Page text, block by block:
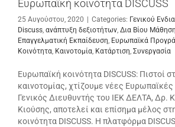
Ευρωπαϊκή κοινότητα DISCUSS
25 Αυγούστου, 2020 | Categories: Γενικού
Discuss ανάπτυξη δεξιοτήτων Δια Βίου Μάθηση
Επαγγελματική Εκπαίδευση Ευρωπαϊκά
Κοινότητα Καινοτομία Κατάρτιση Συνεργασία
Ευρωπαϊκή κοινότητα DISCUSS: Πιστοί
καινοτομίας, χτίζουμε νέες
Γενικός Διευθυντής του ΙΕΚ ΔΕΛΤΑ, Δρ.
Κιούσης, αποτελεί και επίσημα μέλος
κοινότητα DISCUSS. Η πλατφόρμα